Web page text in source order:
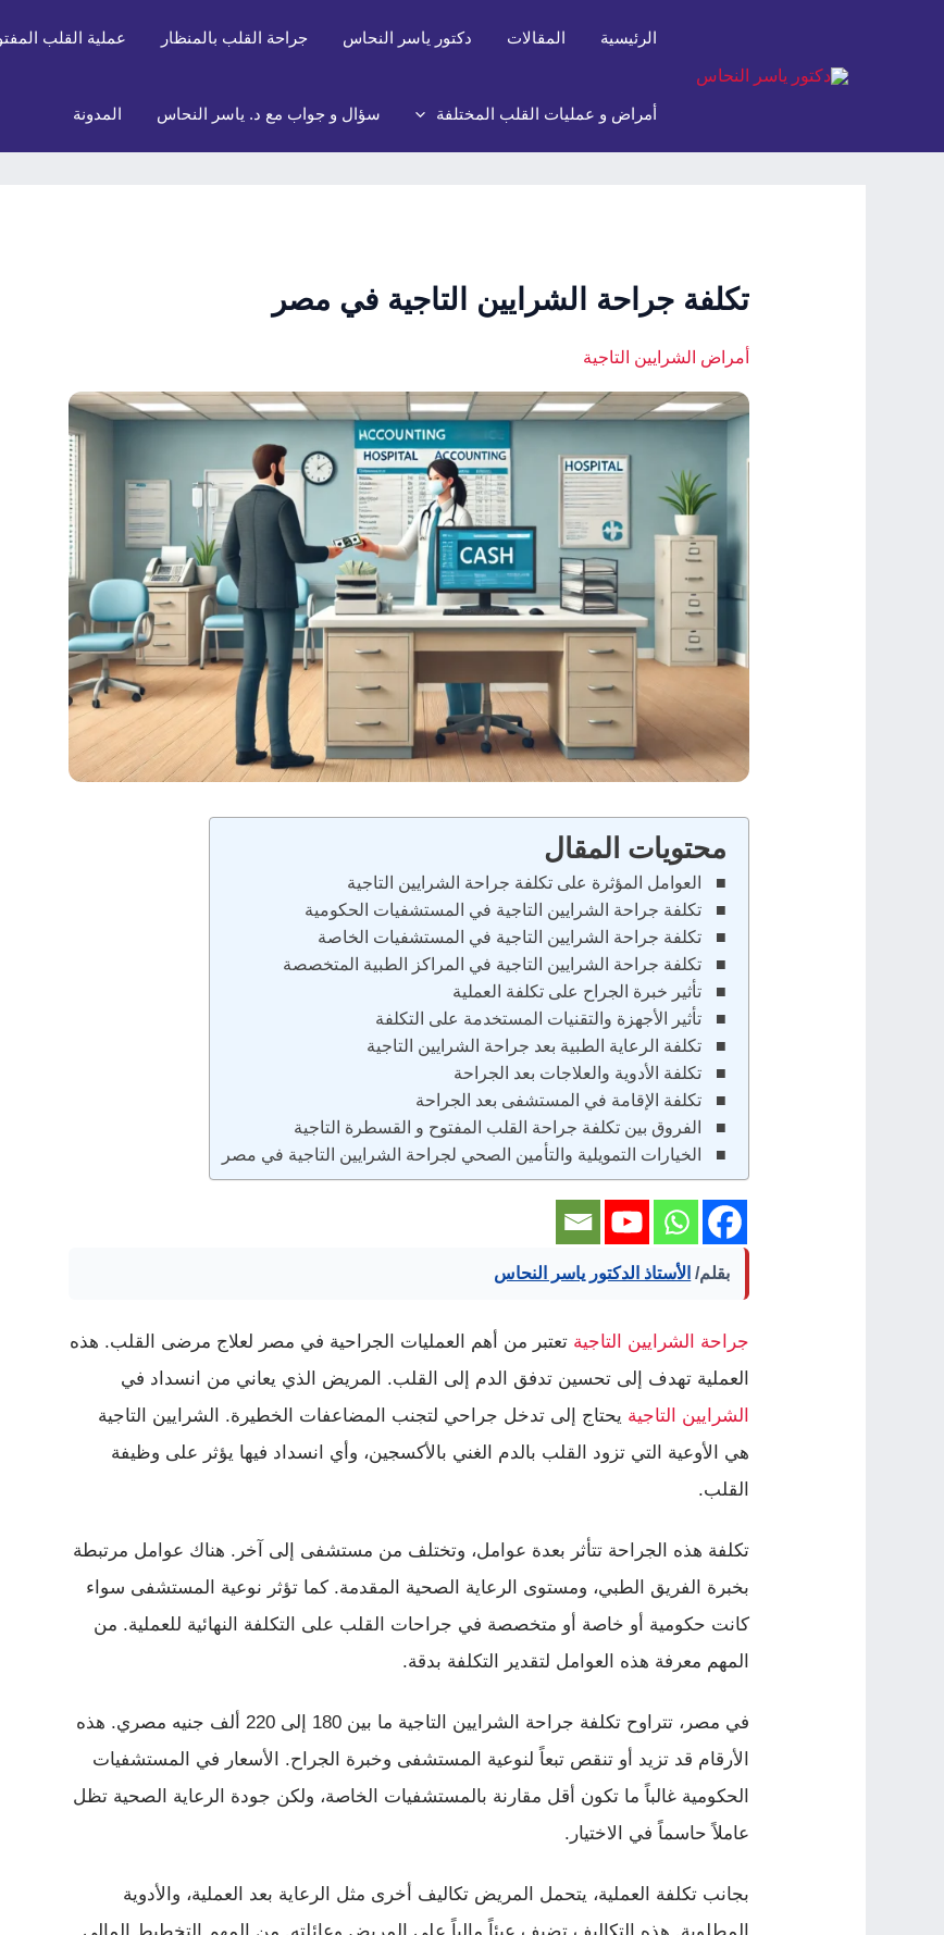
الرئيسية المقالات دكتور ياسر النحاس جراحة القلب بالمنظار عملية القلب
أمراض و عمليات القلب المختلفة سؤال و جواب مع د. ياسر النحاس المدونة
تكلفة جراحة الشرايين التاجية في مصر
أمراض الشرايين التاجية
محتويات المقال
العوامل المؤثرة على تكلفة جراحة الشرايين التاجية
تكلفة جراحة الشرايين التاجية في المستشفيات الحكومية
تكلفة جراحة الشرايين التاجية في المستشفيات الخاصة
تكلفة جراحة الشرايين التاجية في المراكز الطبية المتخصصة
تأثير خبرة الجراح على تكلفة العملية
تأثير الأجهزة والتقنيات المستخدمة على التكلفة
تكلفة الرعاية الطبية بعد جراحة الشرايين التاجية
تكلفة الأدوية والعلاجات بعد الجراحة
تكلفة الإقامة في المستشفى بعد الجراحة
الفروق بين تكلفة جراحة القلب المفتوح و القسطرة التاجية
الخيارات التمويلية والتأمين الصحي لجراحة الشرايين التاجية في مصر
بقلم/ الأستاذ الدكتور ياسر النحاس
جراحة الشرايين التاجية تعتبر من أهم العمليات الجراحية في مصر لعلاج مرضى القلب. هذه
العملية تهدف إلى تحسين تدفق الدم إلى القلب. المريض الذي يعاني من انسداد في
الشرايين التاجية يحتاج إلى تدخل جراحي لتجنب المضاعفات الخطيرة. الشرايين التاجية
هي الأوعية التي تزود القلب بالدم الغني بالأكسجين، وأي انسداد فيها يؤثر على وظيفة
القلب.
تكلفة هذه الجراحة تتأثر بعدة عوامل، وتختلف من مستشفى إلى آخر. هناك عوامل مرتبطة
بخبرة الفريق الطبي، ومستوى الرعاية الصحية المقدمة. كما تؤثر نوعية المستشفى سواء
كانت حكومية أو خاصة أو متخصصة في جراحات القلب على التكلفة النهائية للعملية. من
المهم معرفة هذه العوامل لتقدير التكلفة بدقة.
في مصر، تتراوح تكلفة جراحة الشرايين التاجية ما بين 180 إلى 220 ألف جنيه مصري. هذه
الأرقام قد تزيد أو تنقص تبعاً لنوعية المستشفى وخبرة الجراح. الأسعار في المستشفيات
الحكومية غالباً ما تكون أقل مقارنة بالمستشفيات الخاصة، ولكن جودة الرعاية الصحية تظل
عاملاً حاسماً في الاختيار.
بجانب تكلفة العملية، يتحمل المريض تكاليف أخرى مثل الرعاية بعد العملية، والأدوية
المطلوبة. هذه التكاليف تضيف عبئاً مالياً على المريض وعائلته. من المهم التخطيط المالي